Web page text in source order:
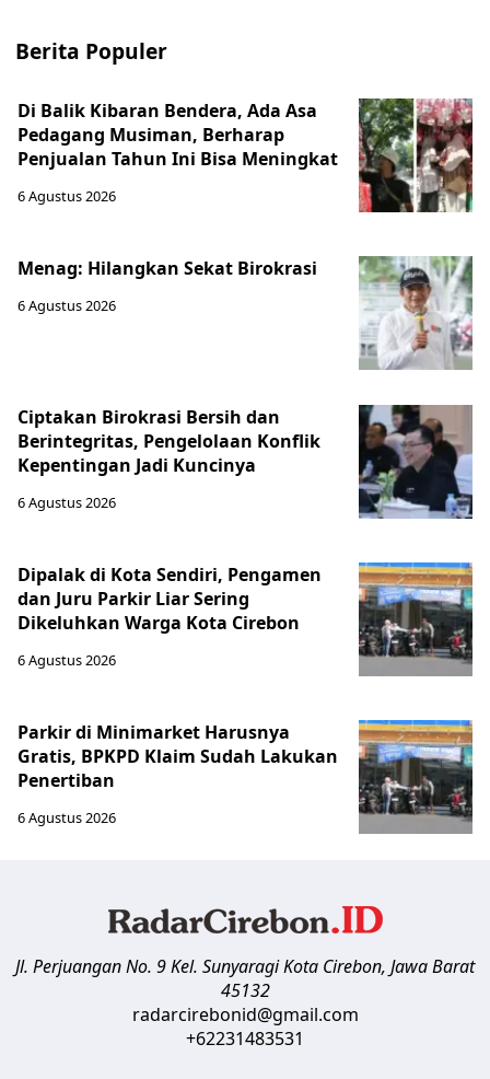
Berita Populer
Di Balik Kibaran Bendera, Ada Asa
Pedagang Musiman, Berharap
Penjualan Tahun Ini Bisa Meningkat
6 Agustus 2026
Menag: Hilangkan Sekat Birokrasi
6 Agustus 2026
Ciptakan Birokrasi Bersih dan
Berintegritas, Pengelolaan Konflik
Kepentingan Jadi Kuncinya
6 Agustus 2026
Dipalak di Kota Sendiri, Pengamen
dan Juru Parkir Liar Sering
Dikeluhkan Warga Kota Cirebon
6 Agustus 2026
Parkir di Minimarket Harusnya
Gratis, BPKPD Klaim Sudah Lakukan
Penertiban
6 Agustus 2026
Jl. Perjuangan No. 9 Kel. SunyaragiKota Cirebon, Jawa Barat
45132
radarcirebonid@gmail.com
+62231483531